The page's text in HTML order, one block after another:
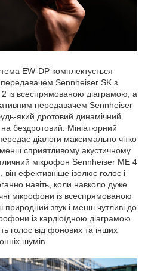
EW-DP комплектується
Sennheiser SK з
із всеспрямованою діаграмою, а
передавачем Sennheiser
який дротовий динамічний
бездротовий. Мініатюрний
діалоги максимально чітко
сприятливому акустичному
мікрофон Sennheiser ME 4
ефективніше ізолює голос і
навіть, коли навколо дуже
мікрофони із всеспрямованою
звук і менш чутливі до
із кардіоїдною діаграмою
голос від фонових та інших
шумів.